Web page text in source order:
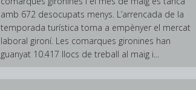
amb 672 desocupats menys. L’arrencada de la
temporada turística torna a empènyer el mercat
laboral gironí. Les comarques gironines han
guanyat 10.417 llocs de treball al maig i...